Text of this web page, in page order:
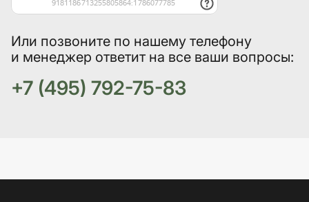
Или позвоните по нашему телефону
и менеджер ответит на все ваши вопросы:
+7 (495) 792-75-83